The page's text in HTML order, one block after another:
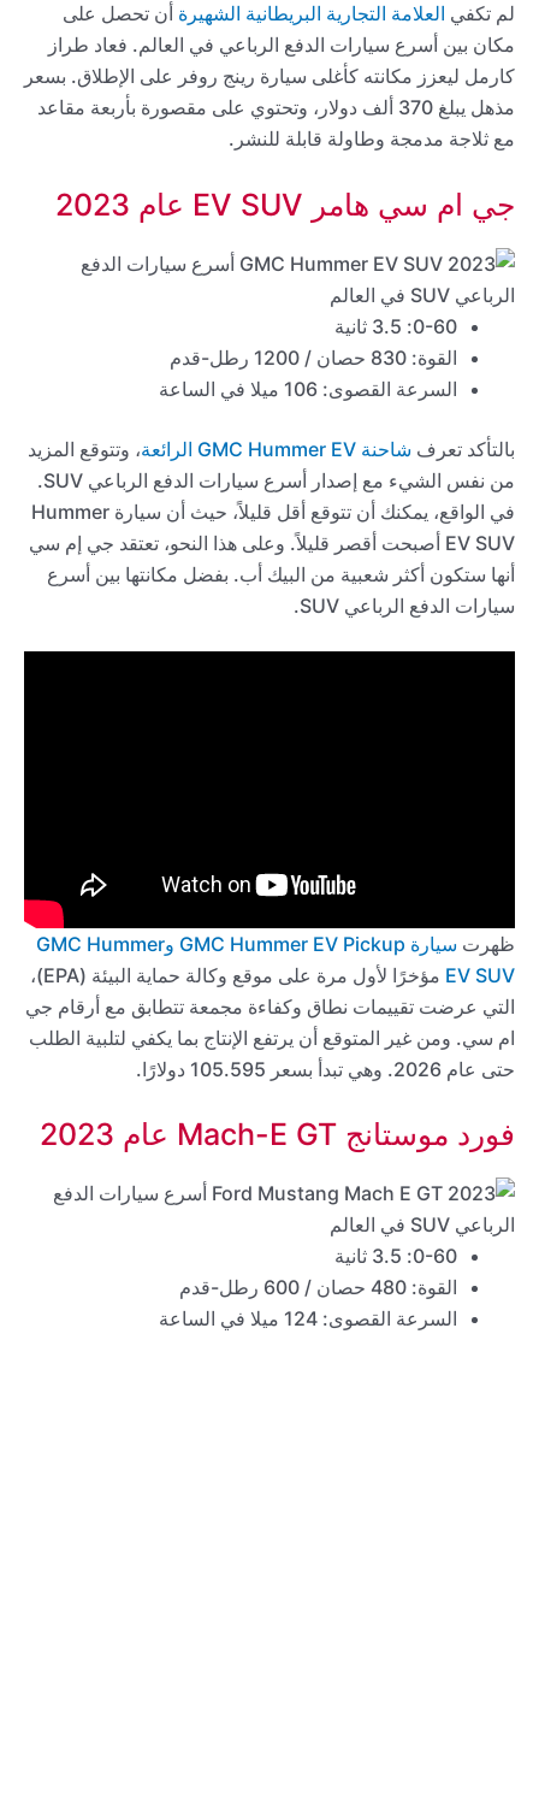
لم تكفي العلامة التجارية البريطانية الشهيرة أن تحصل على
مكان بين أسرع سيارات الدفع الرباعي في العالم. فعاد طراز
كارمل ليعزز مكانته كأغلى سيارة رينج روفر على الإطلاق. بسعر
مذهل يبلغ 370 ألف دولار، وتحتوي على مقصورة بأربعة مقاعد
مع ثلاجة مدمجة وطاولة قابلة للنشر.
جي ام سي هامر EV SUV عام 2023
0-60: 3.5 ثانية
القوة: 830 حصان / 1200 رطل-قدم
السرعة القصوى: 106 ميلا في الساعة
بالتأكد تعرف شاحنة GMC Hummer EV الرائعة
، وتتوقع المزيد
من نفس الشيء مع إصدار أسرع سيارات الدفع الرباعي SUV.
في الواقع، يمكنك أن تتوقع أقل قليلاً، حيث أن سيارة Hummer
EV SUV أصبحت أقصر قليلاً. وعلى هذا النحو، تعتقد جي إم سي
أنها ستكون أكثر شعبية من البيك أب. بفضل مكانتها بين أسرع
سيارات الدفع الرباعي SUV.
ظهرت
سيارة GMC Hummer EV Pickup وGMC Hummer
EV SUV
مؤخرًا لأول مرة على موقع وكالة حماية البيئة (EPA)،
التي عرضت تقييمات نطاق وكفاءة مجمعة تتطابق مع أرقام جي
ام سي. ومن غير المتوقع أن يرتفع الإنتاج بما يكفي لتلبية الطلب
حتى عام 2026. وهي تبدأ بسعر 105.595 دولارًا.
فورد موستانج Mach-E GT عام 2023
0-60: 3.5 ثانية
القوة: 480 حصان / 600 رطل-قدم
السرعة القصوى: 124 ميلا في الساعة